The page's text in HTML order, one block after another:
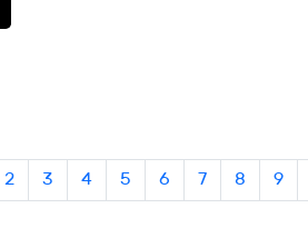
2 3 4 5 6 7 8 9